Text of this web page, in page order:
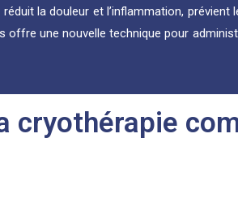
la douleur et l’inflammation,
une nouvelle technique pour
cryothérapie